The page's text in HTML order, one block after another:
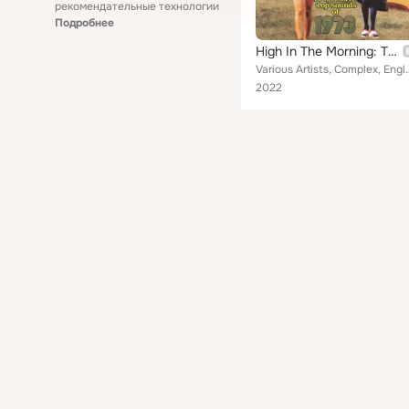
рекомендательные технологии
Подробнее
High In The Morning: The British Progressive Pop Sounds Of 1973
Various Artists, Complex, England's
2022